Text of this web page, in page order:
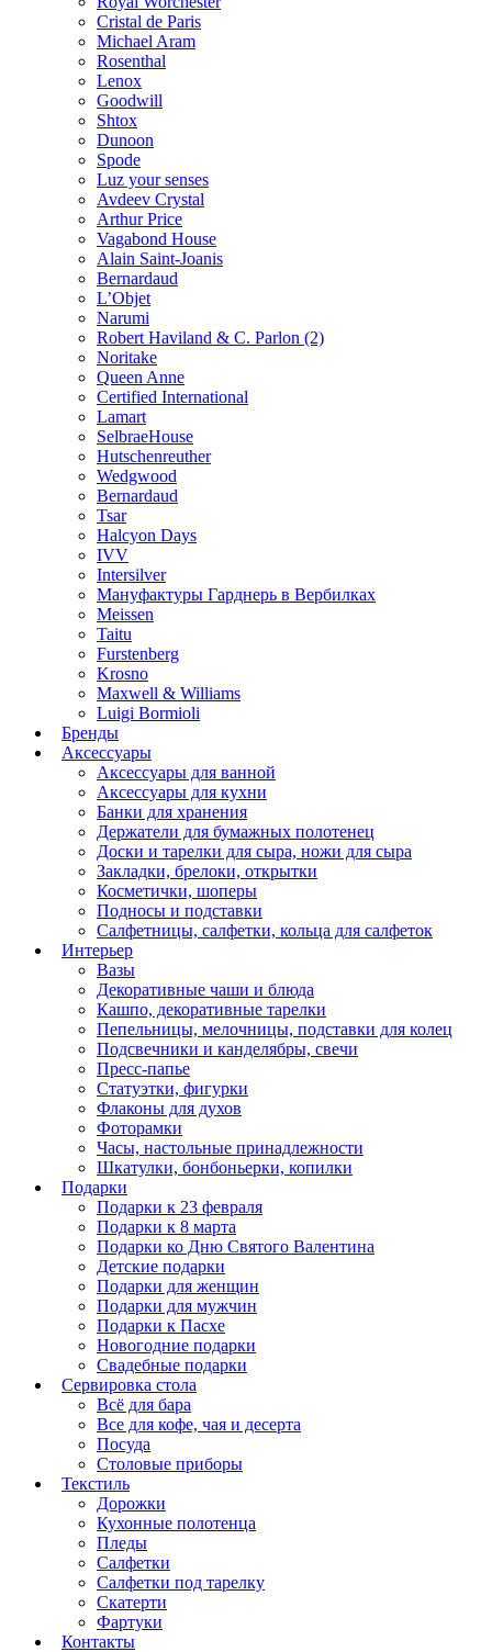
Cristal de Paris
Michael Aram
Rosenthal
Lenox
Goodwill
Shtox
Dunoon
Spode
Luz your senses
Avdeev Crystal
Arthur Price
Vagabond House
Alain Saint-Joanis
Bernardaud
L’Objet
Narumi
Robert Haviland & C. Parlon (2)
Noritakе
Queen Anne
Certified International
Lamart
SelbraeHouse
Hutschenreuther
Wedgwood
Bernardaud
Tsar
Halcyon Days
IVV
Intersilver
Мануфактуры Гарднерь в Вербилках
Meissen
Taitu
Furstenberg
Krosno
Maxwell & Williams
Luigi Bormioli
Бренды
Аксессуары
Аксессуары для ванной
Аксессуары для кухни
Банки для хранения
Держатели для бумажных полотенец
Доски и тарелки для сыра, ножи для сыра
Закладки, брелоки, открытки
Косметички, шоперы
Подносы и подставки
Салфетницы, салфетки, кольца для салфеток
Интерьер
Вазы
Декоративные чаши и блюда
Кашпо, декоративные тарелки
Пепельницы, мелочницы, подставки для колец
Подсвечники и канделябры, свечи
Пресс-папье
Статуэтки, фигурки
Флаконы для духов
Фоторамки
Часы, настольные принадлежности
Шкатулки, бонбоньерки, копилки
Подарки
Подарки к 23 февраля
Подарки к 8 марта
Подарки ко Дню Святого Валентина
Детские подарки
Подарки для женщин
Подарки для мужчин
Подарки к Пасхе
Новогодние подарки
Свадебные подарки
Сервировка стола
Всё для бара
Все для кофе, чая и десерта
Посуда
Столовые приборы
Текстиль
Дорожки
Кухонные полотенца
Пледы
Салфетки
Салфетки под тарелку
Скатерти
Фартуки
Контакты